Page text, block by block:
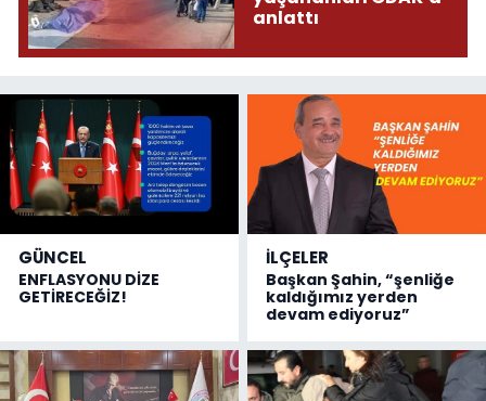
anlattı
GÜNCEL
ENFLASYONU DİZE
GETİRECEĞİZ!
İLÇELER
Başkan Şahin, “şenliğe
kaldığımız yerden
devam ediyoruz”